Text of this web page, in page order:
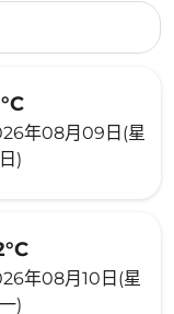
年08月09日(星
)
年08月10日(星
)